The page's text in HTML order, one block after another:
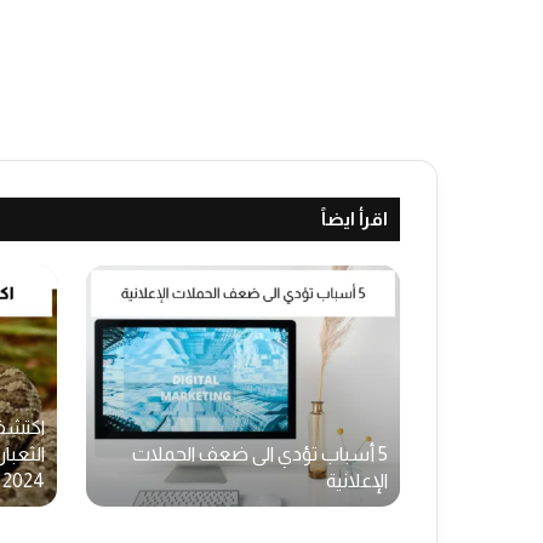
اقرأ ايضاً
5 أسباب تؤدي الى ضعف الحملات
الإعلانية
2024